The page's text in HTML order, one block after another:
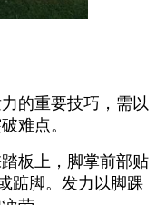
的重要技巧，需以
难点。
板上，脚掌前部贴
踮脚。发力以脚踝